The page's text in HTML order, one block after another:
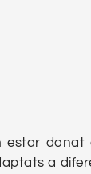
estar donat
a